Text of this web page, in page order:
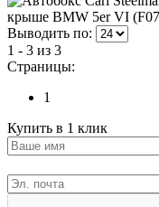
Выводить по:
1 - 3 из 3
Страницы:
1
Купить в 1 клик